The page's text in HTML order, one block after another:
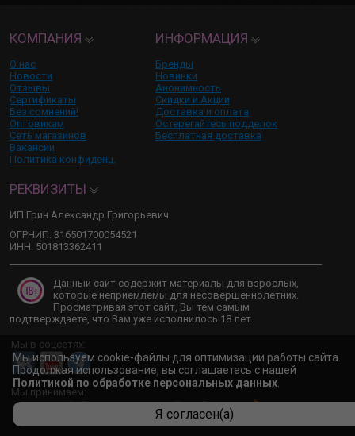
КОМПАНИЯ
О нас
Новости
Отзывы
Сертификаты
Без сомнений!
Оптовикам
Сеть магазинов
Вакансии
Политика конфиденц.
ИНФОРМАЦИЯ
Бренды
Новинки
Анонимность
Скидки и Акции
Доставка и оплата
Остерегайтесь подделок
Бесплатная доставка
РЕКВИЗИТЫ
ИП Грин Александр Григорьевич
ОГРНИП: 316501700054521
ИНН: 501813362411
Данный сайт содержит материалы для взрослых,
которые неприемлемы для несовершеннолетних.
Просматривая этот сайт, Вы тем самым
подтверждаете, что Вам уже исполнилось 18 лет.
Мы в соцсетях:
Мы принимаем:
Мы используем cookie-файлы для оптимизации работы сайта.
Продолжая использование, вы соглашаетесь с нашей
Политикой по обработке персональных данных
Я согласен(а)